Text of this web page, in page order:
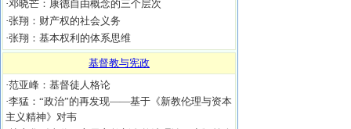
·邓晓芒：康德自由概念的三个层次
·张翔：财产权的社会义务
·张翔：基本权利的体系思维
基督教与宪政
·范亚峰：基督徒人格论
·李猛：“政治”的再发现——基于《新教伦理与资本
主义精神》对韦